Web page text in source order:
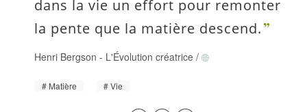
dans la vie un effort pour remonter
la pente que la matière descend.
Henri Bergson - L'Évolution créatrice /
Matière Vie